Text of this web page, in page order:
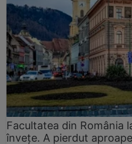
Facultatea din România
înveţe. A pierdut